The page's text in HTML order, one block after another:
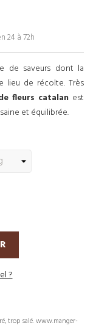
24 à 72h
de saveurs dont la
lieu de récolte. Très
fleurs catalan est
et équilibrée.
?
trop salé. www.manger-